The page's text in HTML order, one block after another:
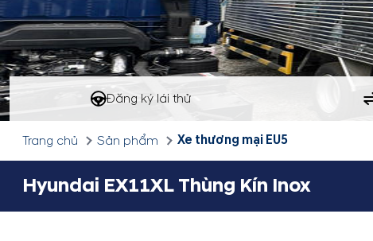
Đăng ký lái thử
Trang chủ Sản phẩm Xe thương mại EU5
Hyundai EX11XL Thùng Kín Inox